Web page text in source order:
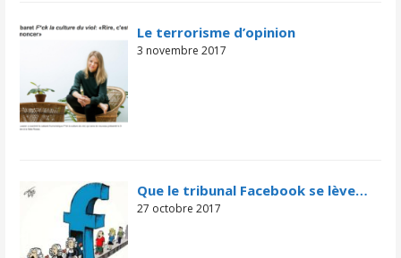
Le terrorisme d’opinion
3 novembre 2017
Que le tribunal Facebook se lève…
27 octobre 2017